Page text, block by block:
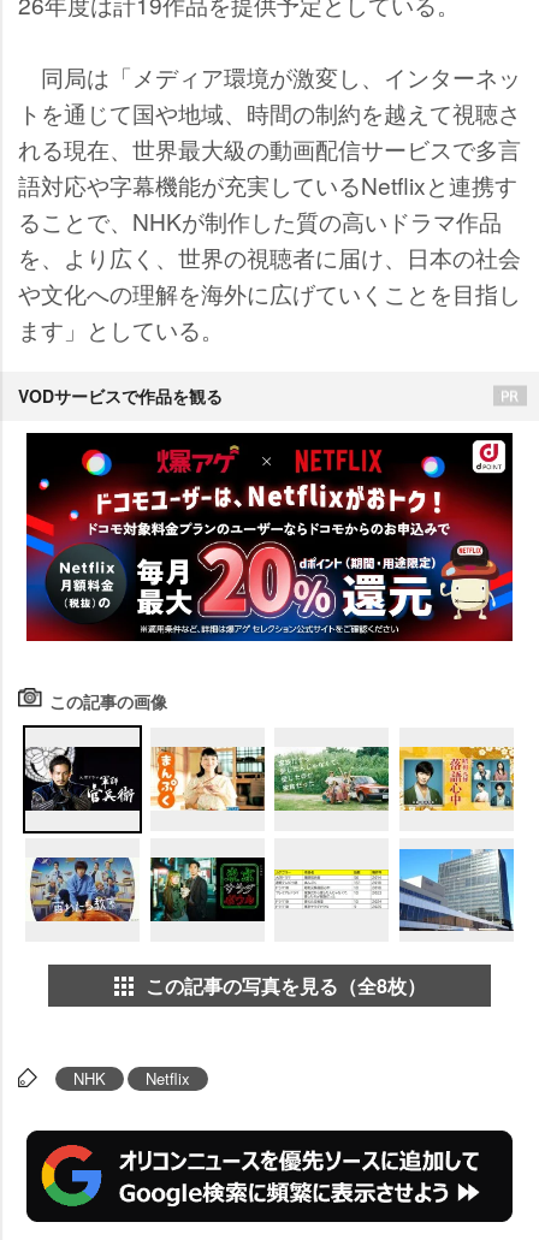
同局は「メディア環境が激変し、インターネッ
トを通じて国や地域、時間の制約を越えて視聴さ
れる現在、世界最大級の動画配信サービスで多言
語対応や字幕機能が充実しているNetflixと連携す
ることで、NHKが制作した質の高いドラマ作品
を、より広く、世界の視聴者に届け、日本の社会
文化への理解を海外に広げていくことを目指し
ます」としている。
VODサービスで作品を観る
この記事の画像
この記事の写真を見る（全8枚）
NHK Netflix